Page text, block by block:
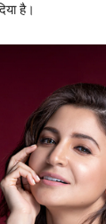
है।